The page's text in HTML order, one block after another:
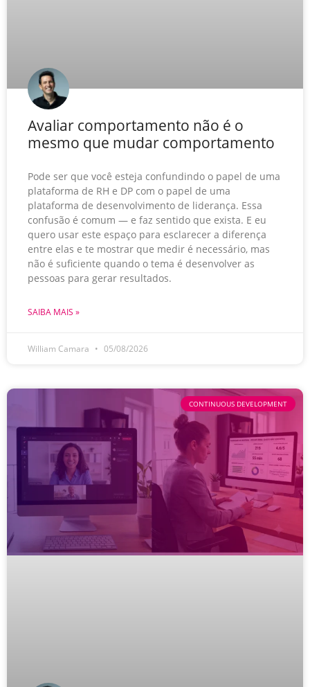
Avaliar comportamento não é o
mesmo que mudar comportamento
Pode ser que você esteja confundindo o papel de uma
plataforma de RH e DP com o papel de uma
plataforma de desenvolvimento de liderança. Essa
confusão é comum — e faz sentido que exista. E eu
quero usar este espaço para esclarecer a diferença
entre elas e te mostrar que medir é necessário, mas
não é suficiente quando o tema é desenvolver as
pessoas para gerar resultados.
SAIBA MAIS »
William Camara 05/08/2026
CONTINUOUS DEVELOPMENT